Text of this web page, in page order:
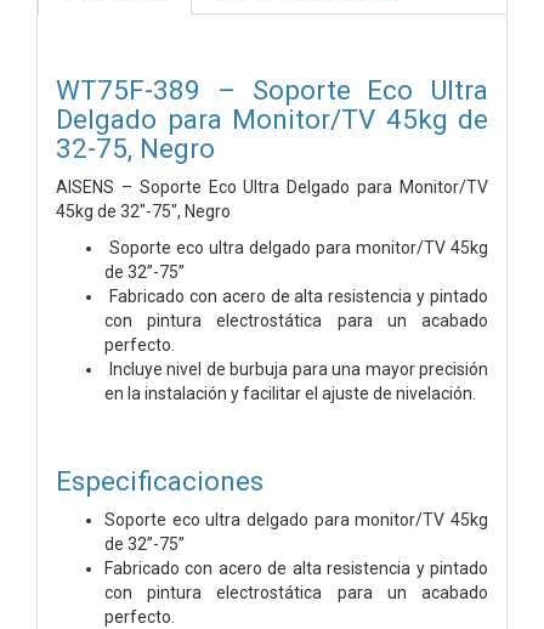
WT75F-389 – Soporte Eco Ultra
Delgado para Monitor/TV 45kg de
32-75, Negro
AISENS – Soporte Eco Ultra Delgado para Monitor/TV
45kg de 32″-75″, Negro
Soporte eco ultra delgado para monitor/TV 45kg
de 32”-75”
Fabricado con acero de alta resistencia y pintado
con pintura electrostática para un acabado
perfecto.
Incluye nivel de burbuja para una mayor precisión
en la instalación y facilitar el ajuste de nivelación.
Especificaciones
Soporte eco ultra delgado para monitor/TV 45kg
de 32”-75”
Fabricado con acero de alta resistencia y pintado
con pintura electrostática para un acabado
perfecto.